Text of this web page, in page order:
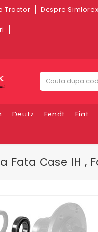
Tractor Despre
Deutz Fendt Fiat
Fata Case IH ,